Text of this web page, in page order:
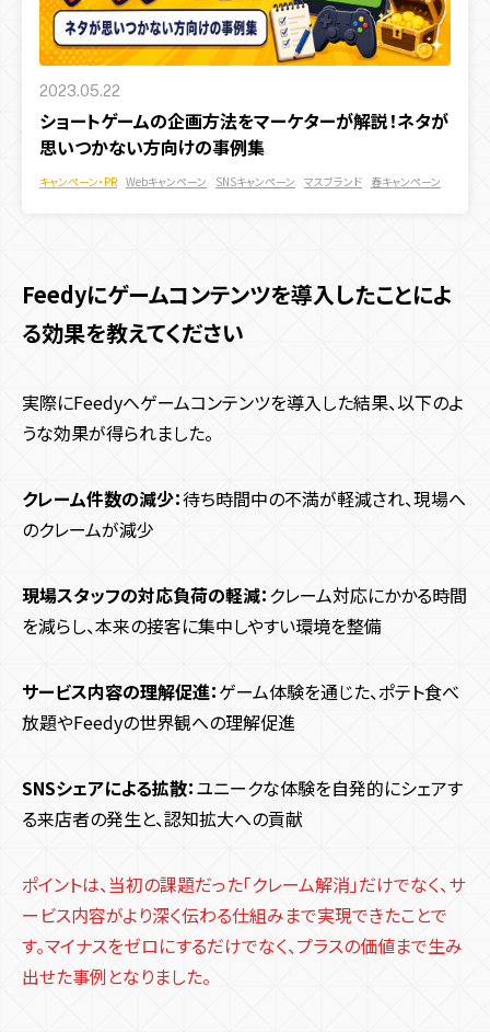
2023.05.22
ショートゲームの企画方法をマーケターが解説！ネタが
思いつかない方向けの事例集
キャンペーン・PR Webキャンペーン SNSキャンペーン マスブランド 春キャンペーン
Feedyにゲームコンテンツを導入したことによ
る効果を教えてください
実際にFeedyへゲームコンテンツを導入した結果、以下のよ
うな効果が得られました。
クレーム件数の減少：待ち時間中の不満が軽減され、現場へ
のクレームが減少
現場スタッフの対応負荷の軽減：クレーム対応にかかる時間
を減らし、本来の接客に集中しやすい環境を整備
サービス内容の理解促進：ゲーム体験を通じた、ポテト食べ
放題やFeedyの世界観への理解促進
SNSシェアによる拡散：ユニークな体験を自発的にシェアす
る来店者の発生と、認知拡大への貢献
ポイントは、当初の課題だった「クレーム解消」だけでなく、サ
ービス内容がより深く伝わる仕組みまで実現できたことで
す。マイナスをゼロにするだけでなく、プラスの価値まで生み
出せた事例となりました。